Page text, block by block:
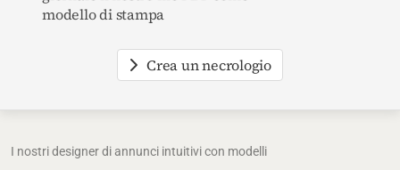
modello di stampa
Crea un necrologio
I nostri designer di annunci intuitivi con modelli